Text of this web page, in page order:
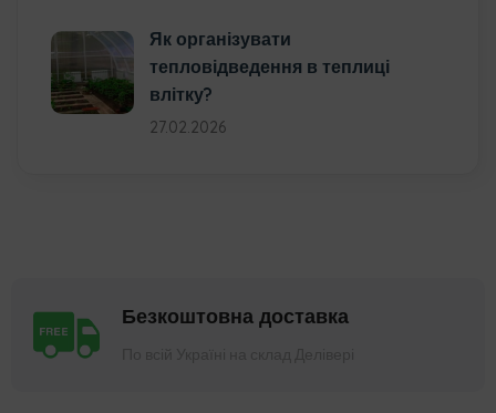
Як організувати
тепловідведення в теплиці
влітку?
27.02.2026
Безкоштовна доставка